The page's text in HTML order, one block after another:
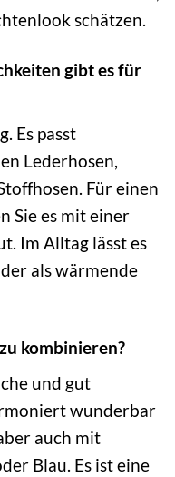
schätzen.
gibt es für
Es passt
Lederhosen,
Für einen
Sie es mit einer
Im Alltag lässt es
als wärmende
kombinieren?
und gut
wunderbar
auch mit
Blau. Es ist eine